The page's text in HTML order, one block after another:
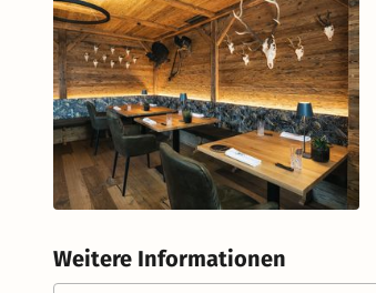
Weitere Informationen